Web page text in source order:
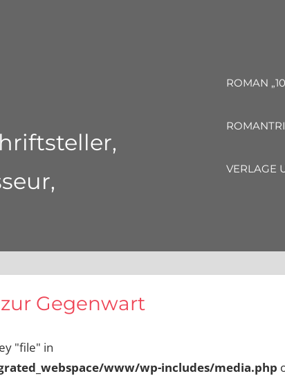
ROMAN
VERLAGE
Gegenwart
"file" in
www/wp-includes/media.php